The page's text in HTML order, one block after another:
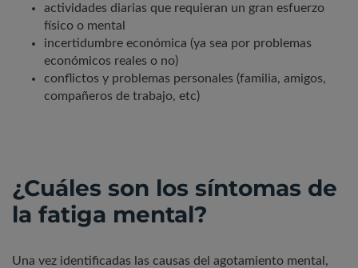
actividades diarias que requieran un gran esfuerzo
físico o mental
incertidumbre económica (ya sea por problemas
económicos reales o no)
conflictos y problemas personales (familia, amigos,
compañeros de trabajo, etc)
¿Cuáles son los síntomas de
la fatiga mental?
Una vez identificadas las causas del agotamiento mental,